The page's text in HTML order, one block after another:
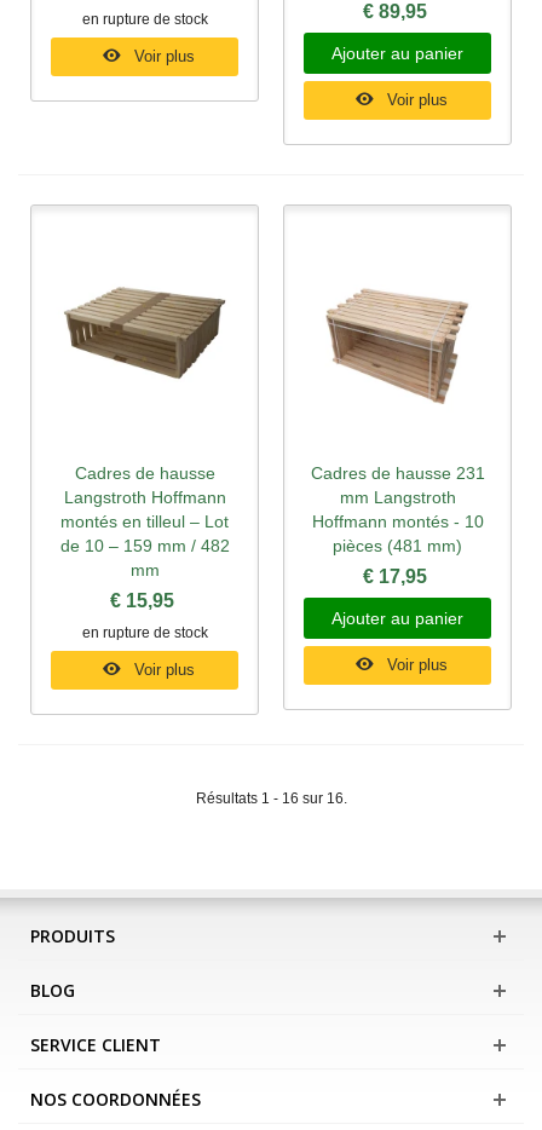
en rupture de stock
Voir plus
€ 89,95
Ajouter au panier
Voir plus
Cadres de hausse
Langstroth Hoffmann
montés en tilleul – Lot
de 10 – 159 mm / 482
mm
€ 15,95
en rupture de stock
Voir plus
Cadres de hausse 231
mm Langstroth
Hoffmann montés - 10
pièces (481 mm)
€ 17,95
Ajouter au panier
Voir plus
Résultats 1 - 16 sur 16.
PRODUITS
BLOG
SERVICE CLIENT
NOS COORDONNÉES